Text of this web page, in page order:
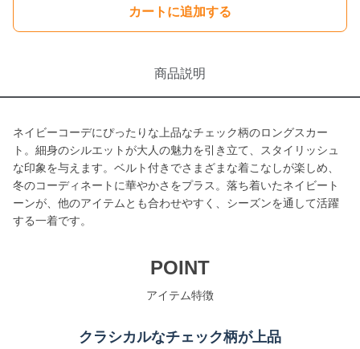
カートに追加する
商品説明
ネイビーコーデにぴったりな上品なチェック柄のロングスカー
ト。細身のシルエットが大人の魅力を引き立て、スタイリッシュ
な印象を与えます。ベルト付きでさまざまな着こなしが楽しめ、
冬のコーディネートに華やかさをプラス。落ち着いたネイビート
ーンが、他のアイテムとも合わせやすく、シーズンを通して活躍
する一着です。
POINT
アイテム特徴
クラシカルなチェック柄が上品